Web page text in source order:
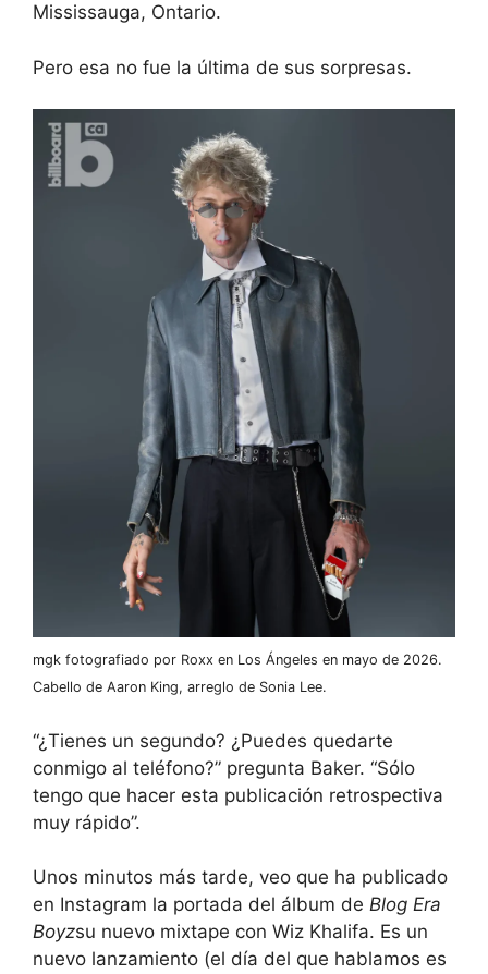
Mississauga, Ontario.
Pero esa no fue la última de sus sorpresas.
mgk fotografiado por Roxx en Los Ángeles en mayo de 2026.
Cabello de Aaron King, arreglo de Sonia Lee.
“¿Tienes un segundo? ¿Puedes quedarte
conmigo al teléfono?” pregunta Baker. “Sólo
tengo que hacer esta publicación retrospectiva
muy rápido”.
Unos minutos más tarde, veo que ha publicado
en Instagram la portada del álbum de Blog Era
Boyzsu nuevo mixtape con Wiz Khalifa. Es un
nuevo lanzamiento (el día del que hablamos es